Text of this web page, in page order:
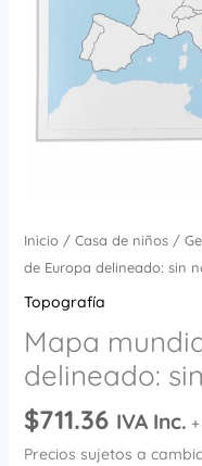
Inicio/ Casa de niños/
de Europa delineado: sin
Topografía
Mapa
delineado:
$711.36 IVA Inc.
Precios sujetos a